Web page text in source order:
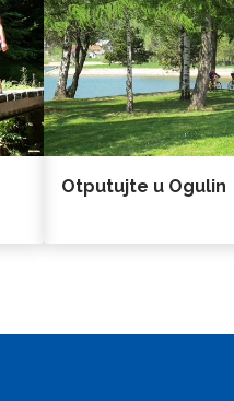
Otputujte u Ogulin